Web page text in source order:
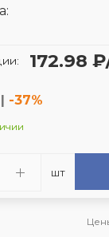
172.98
-37%
шт